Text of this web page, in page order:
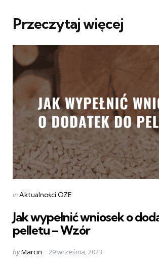
Przeczytaj więcej
Categories
Posted
inAktualności OZE
Jak wypełnić wniosek o
pelletu – Wzór
Posted
byMarcin 29 września, 2023